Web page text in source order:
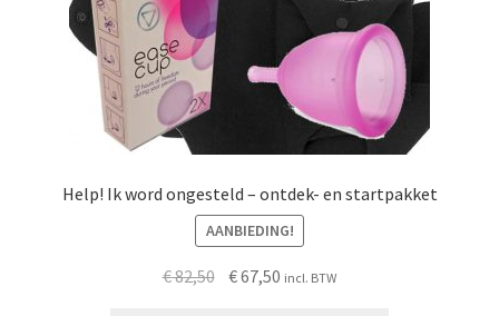
productpagina
Help! Ik word ongesteld – ontdek- en startpakket
AANBIEDING!
€82,50 Oorspronkelijke
€67,50 Huidige
incl. BTW